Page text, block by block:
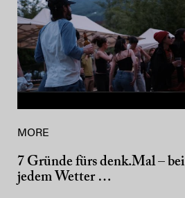
MORE
7 Gründe fürs denk.Mal – bei
jedem Wetter …